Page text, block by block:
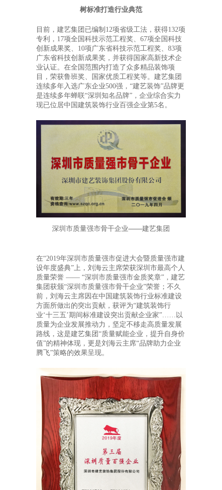
树标准打造行业典范
目前，建艺集团已编制12项省级工法，获得132项
专利，17项全国科技示范工程奖、67项全国科技
创新成果奖、10项广东省科技示范工程奖、83项
广东省科技创新成果奖，并获得国家高新技术企
业认证。在全国范围内打造了众多精品装饰项
目，荣获鲁班奖、国家优质工程奖等。建艺集团
连续多年入选广东企业500强，“建艺装饰”品牌更
是连续多年蝉联“深圳知名品牌”，企业综合实力
现已位居中国建筑装饰行业百强企业第5名。
深圳市质量强市骨干企业——建艺集团
在“2019年深圳市质量强市促进大会暨质量强市建
设年度盛典”上，刘海云主席荣获深圳市最高个人
质量荣誉 —— “深圳市质量强市金质奖章”，建艺
集团获颁“深圳市质量强市骨干企业”荣誉；不久
前，刘海云主席因在中国建筑装饰行业标准建设
方面所做出的突出贡献，获评为“建筑装饰行
业‘十三五’期间标准建设突出贡献企业家”……以
质量为企业发展推动力，坚定不移走高质量发展
路线，这是建艺集团“质量赋能企业，提升自身价
值”的精神体现，更是刘海云主席“品牌助力企业
腾飞”策略的效果呈现。